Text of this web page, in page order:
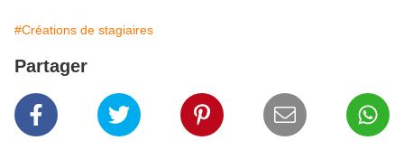
#Créations de stagiaires
Partager